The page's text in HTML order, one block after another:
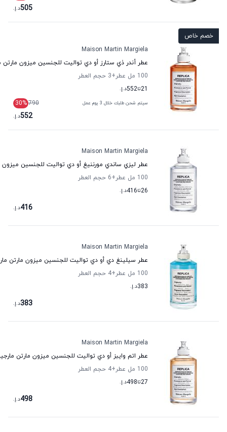
505د.إ.
خصم خاص
Maison Martin Margiela
عطر أندر ذي ستارز أو دي تواليت للجنسين ميزون مارتن
100 مل عطر
+3
حجم العطر
21تا552د.إ.
سيتم شحن طلبك خلال 3 يوم عمل 790
30%
552د.إ.
Maison Martin Margiela
عطر ليزي ساندي مورننيغ أو دي تواليت للجنسين ميزون
100 مل عطر
+6
حجم العطر
26تا416د.إ.
416د.إ.
Maison Martin Margiela
عطر سيلينغ دي أو دي تواليت للجنسين ميزون مارتن
100 مل عطر
+4
حجم العطر
383د.إ.
383د.إ.
Maison Martin Margiela
عطر اتم وايبز أو دي تواليت للجنسين ميزون مارتن
100 مل عطر
+4
حجم العطر
27تا498د.إ.
498د.إ.